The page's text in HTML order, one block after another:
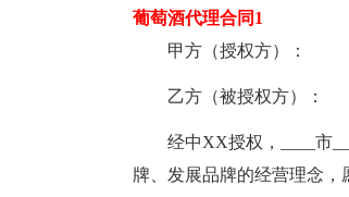
葡萄酒代理合同1
甲方（授权方）：
乙方（被授权方）：
经中XX授权，____市
牌、发展品牌的经营理念